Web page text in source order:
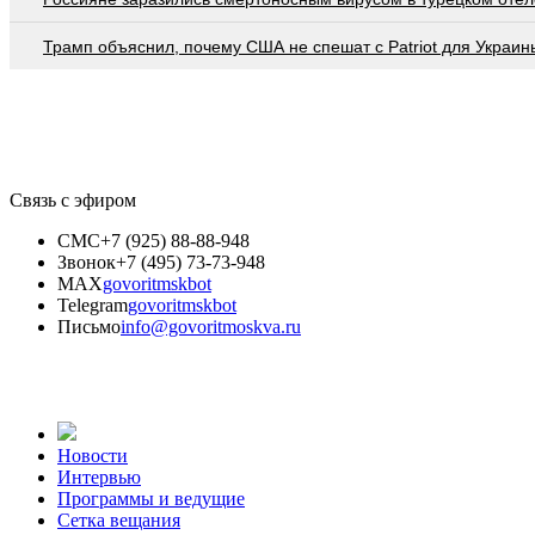
Трамп объяснил, почему США не спешат с Patriot для
Связь с эфиром
СМС+7 (925) 88-88-948
Звонок+7 (495) 73-73-948
MAXgovoritmskbot
Telegramgovoritmskbot
Письмоinfo@govoritmoskva.ru
Новости
Интервью
Программы и ведущие
Сетка вещания